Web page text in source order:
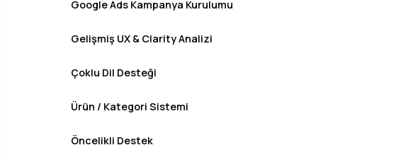
Google Ads Kampanya Kurulumu
Gelişmiş UX & Clarity Analizi
Çoklu Dil Desteği
Ürün / Kategori Sistemi
Öncelikli Destek